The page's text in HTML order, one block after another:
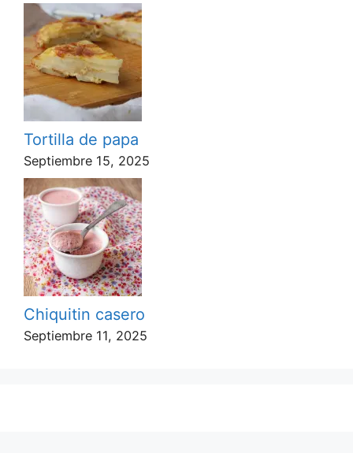
Tortilla de papa
Septiembre 15, 2025
Chiquitin casero
Septiembre 11, 2025